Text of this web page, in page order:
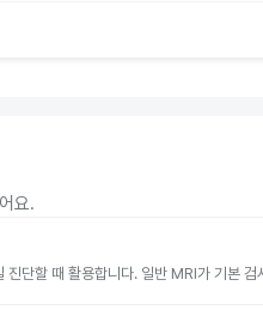
요.
진단할 때 활용합니다. 일반 MRI가 기본 검